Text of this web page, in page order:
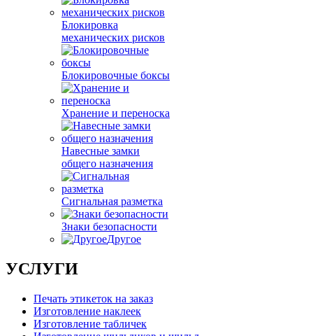
Блокировка
механических рисков
Блокировочные боксы
Хранение и переноска
Навесные замки
общего назначения
Сигнальная разметка
Знаки безопасности
Другое
УСЛУГИ
Печать этикеток на заказ
Изготовление наклеек
Изготовление табличек